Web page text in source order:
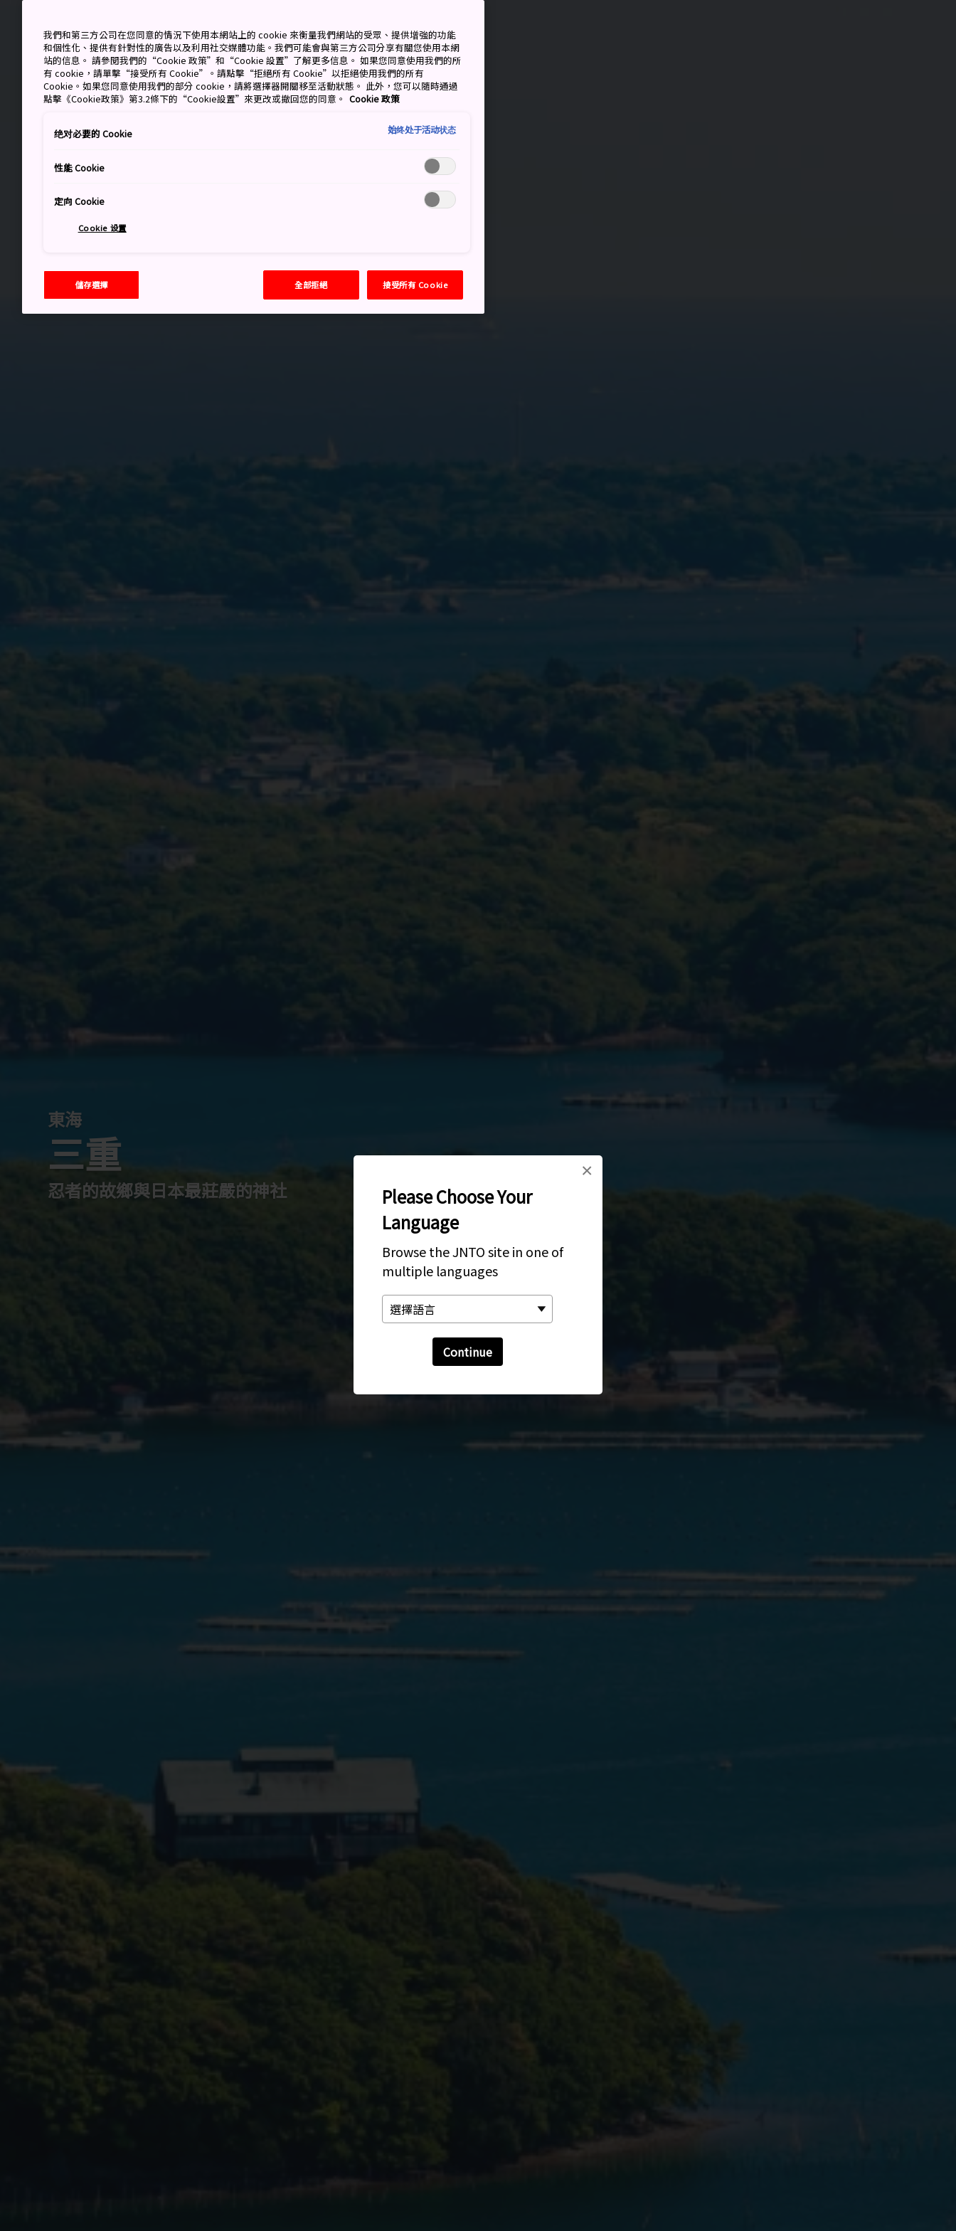
Please Choose Your
Language
Browse the JNTO site in one of
multiple languages
Continue
×
東海
三重
忍者的故鄉與日本最莊嚴的神社
我們和第三方公司在您同意的情況下使用本網站上的 cookie 來衡量我們網站的受眾、提供增強的功能
和個性化、提供有針對性的廣告以及利用社交媒體功能。我們可能會與第三方公司分享有關您使用本網
站的信息。 請參閱我們的“Cookie 政策”和“Cookie 設置”了解更多信息。 如果您同意使用我們的所
有 cookie，請單擊“接受所有 Cookie”。請點擊“拒絕所有 Cookie”以拒絕使用我們的所有
Cookie。如果您同意使用我們的部分 cookie，請將選擇器開關移至活動狀態。 此外，您可以隨時通過
點擊《Cookie政策》第3.2條下的“Cookie設置”來更改或撤回您的同意。 Cookie 政策
绝对必要的 Cookie 始终处于活动状态
性能 Cookie
定向 Cookie
Cookie 设置
儲存選擇 全部拒絕 接受所有 Cookie